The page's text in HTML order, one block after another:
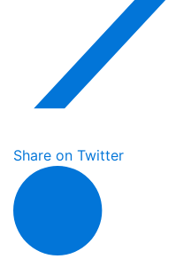
Share on Twitter